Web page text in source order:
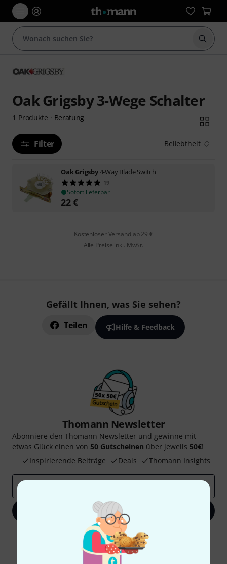
Suche
Oak Grigsby 3-Wege Schalter
1 Produkte · Beratung
Filter Beliebtheit
Oak Grigsby4-Way Blade Switch
19
Sofort lieferbar
22€
Kostenloser Versand ab 29 €
Alle Preise inkl. MwSt.
Gefällt Ihnen, was Sie sehen?
Teilen Hilfe & Feedback
Thomann Newsletter
Abonniere den Thomann Newsletter und gewinne mit
etwas Glück einen von 50 Gutscheinen über jeweils 50€!
Inspirierende Beiträge
Deals Thomann Insights
Jetzt anmelden
Mit Klick auf „Jetzt anmelden“ stimmen Sie dem Erhalt von E-Mail-
Werbung und einer Messung des E-Mail-Nutzungsverhaltens zu. Die
Abmeldung ist jederzeit möglich. Weitere Informationen finden Sie in
Datenschutzhinweisen